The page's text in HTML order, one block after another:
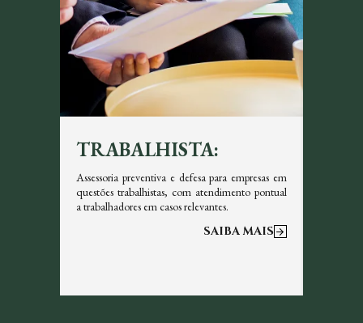
TRABALHISTA:
Assessoria preventiva e defesa para empresas em
questões trabalhistas, com atendimento pontual
a trabalhadores em casos relevantes.
SAIBA MAIS